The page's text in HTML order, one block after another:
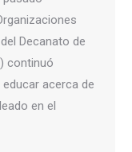
Decanato de
continuó
acerca de
en el